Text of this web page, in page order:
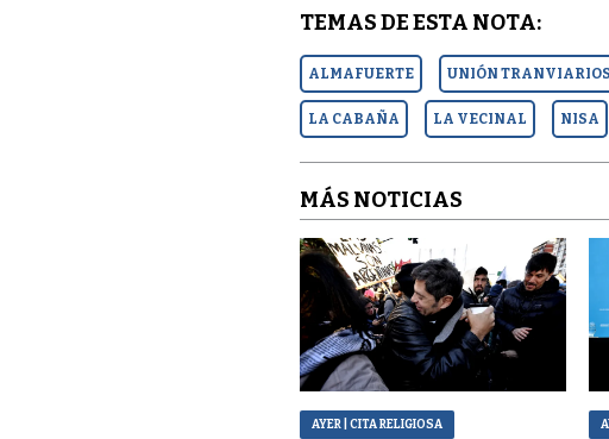
TEMAS DE ESTA NOTA:
ALMAFUERTE UNIÓN
LA CABAÑA LA VECINAL NISA
MÁS NOTICIAS
AYER | CITA RELIGIOSA